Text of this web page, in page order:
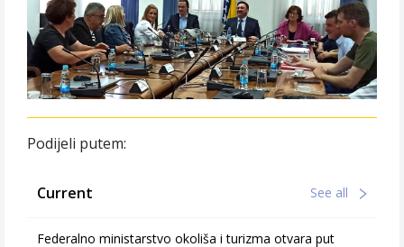
Podijeli putem:
Current See all
Federalno ministarstvo okoliša i turizma otvara put